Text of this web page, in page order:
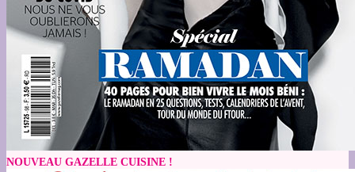
NOUVEAU GAZELLE CUISINE !